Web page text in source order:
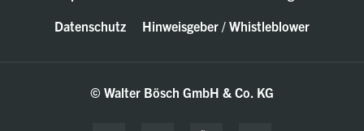
Datenschutz
Hinweisgeber / Whistleblower
© Walter Bösch GmbH & Co. KG